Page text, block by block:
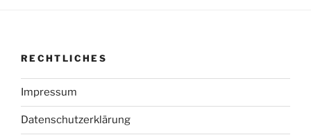
RECHTLICHES
Impressum
Datenschutzerklärung